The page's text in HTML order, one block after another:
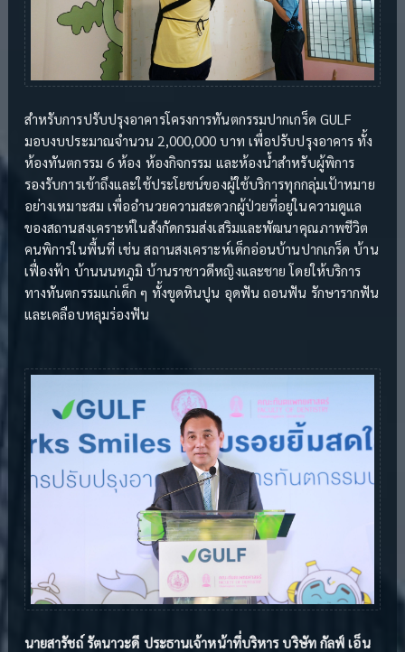
สำหรับการปรับปรุงอาคารโครงการทันตกรรมปากเกร็ด GULF
มอบงบประมาณจำนวน 2,000,000 บาท เพื่อปรับปรุงอาคาร ทั้ง
ห้องทันตกรรม 6 ห้อง ห้องกิจกรรม และห้องน้ำสำหรับผู้พิการ
รองรับการเข้าถึงและใช้ประโยชน์ของผู้ใช้บริการทุกกลุ่มเป้าหมาย
อย่างเหมาะสม เพื่ออำนวยความสะดวกผู้ป่วยที่อยู่ในความดูแล
ของสถานสงเคราะห์ในสังกัดกรมส่งเสริมและพัฒนาคุณภาพชีวิต
คนพิการในพื้นที่ เช่น สถานสงเคราะห์เด็กอ่อนบ้านปากเกร็ด บ้าน
เฟื่องฟ้า บ้านนนทภูมิ บ้านราชาวดีหญิงและชาย โดยให้บริการ
ทางทันตกรรมแก่เด็ก ๆ ทั้งขูดหินปูน อุดฟัน ถอนฟัน รักษารากฟัน
และเคลือบหลุมร่องฟัน
นายสารัชถ์ รัตนาวะดี ประธานเจ้าหน้าที่บริหาร บริษัท กัลฟ์ เอ็น